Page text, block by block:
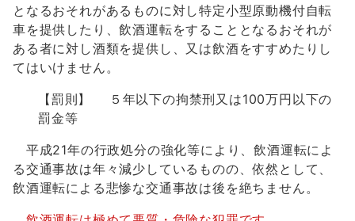
となるおそれがあるものに対し特定小型原動機付自転
車を提供したり、飲酒運転をすることとなるおそれが
ある者に対し酒類を提供し、又は飲酒をすすめたりし
てはいけません。
【罰則】 ５年以下の拘禁刑又は100万円以下の
罰金等
平成21年の行政処分の強化等により、飲酒運転によ
る交通事故は年々減少しているものの、依然として、
飲酒運転による悲惨な交通事故は後を絶ちません。